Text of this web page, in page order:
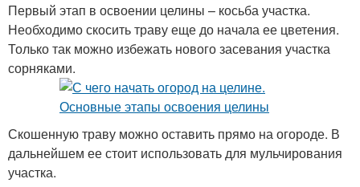
Первый этап в освоении целины – косьба участка.
Необходимо скосить траву еще до начала ее цветения.
Только так можно избежать нового засевания участка
сорняками.
Скошенную траву можно оставить прямо на огороде. В
дальнейшем ее стоит использовать для мульчирования
участка.